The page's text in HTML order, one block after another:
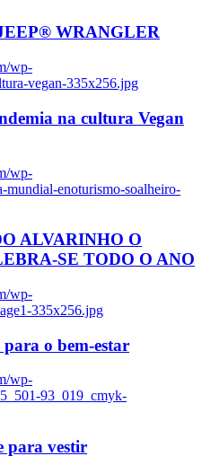
WRANGLER
wp-
vegan-335x256.jpg
na cultura Vegan
wp-
mundial-enoturismo-soalheiro-
ALVARINHO O
SE TODO O ANO
wp-
335x256.jpg
para o bem-estar
wp-
93_019_cmyk-
para vestir